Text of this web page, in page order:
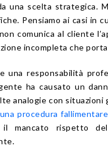
una scelta strategica.
Pensiamo ai casi in
comunica al cliente
incompleta che
una responsabilità
ha causato un
analogie con
procedura fallimentare
mancato rispetto